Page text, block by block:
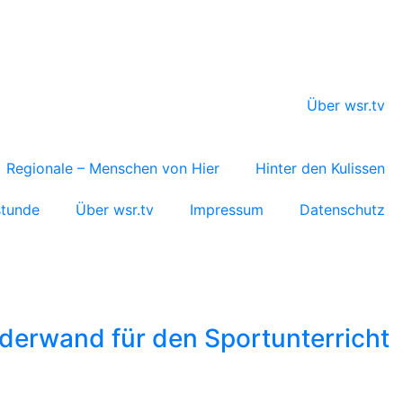
Über wsr.tv
Regionale – Menschen von Hier Hinter den Kulissen
Über wsr.tv Impressum Datenschutz
für den Sportunterricht